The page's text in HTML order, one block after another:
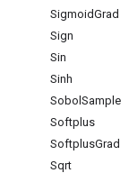
SigmoidGrad
Sign
Sin
Sinh
Sobol Sample
Softplus
SoftplusGrad
Sqrt